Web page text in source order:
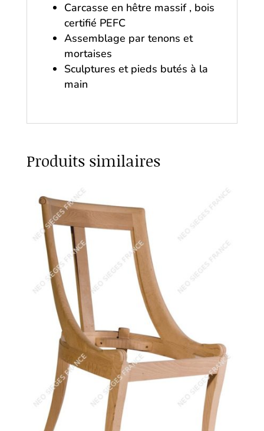
Carcasse en hêtre massif , bois
certifié PEFC
Assemblage par tenons et
mortaises
Sculptures et pieds butés à la
main
Produits similaires